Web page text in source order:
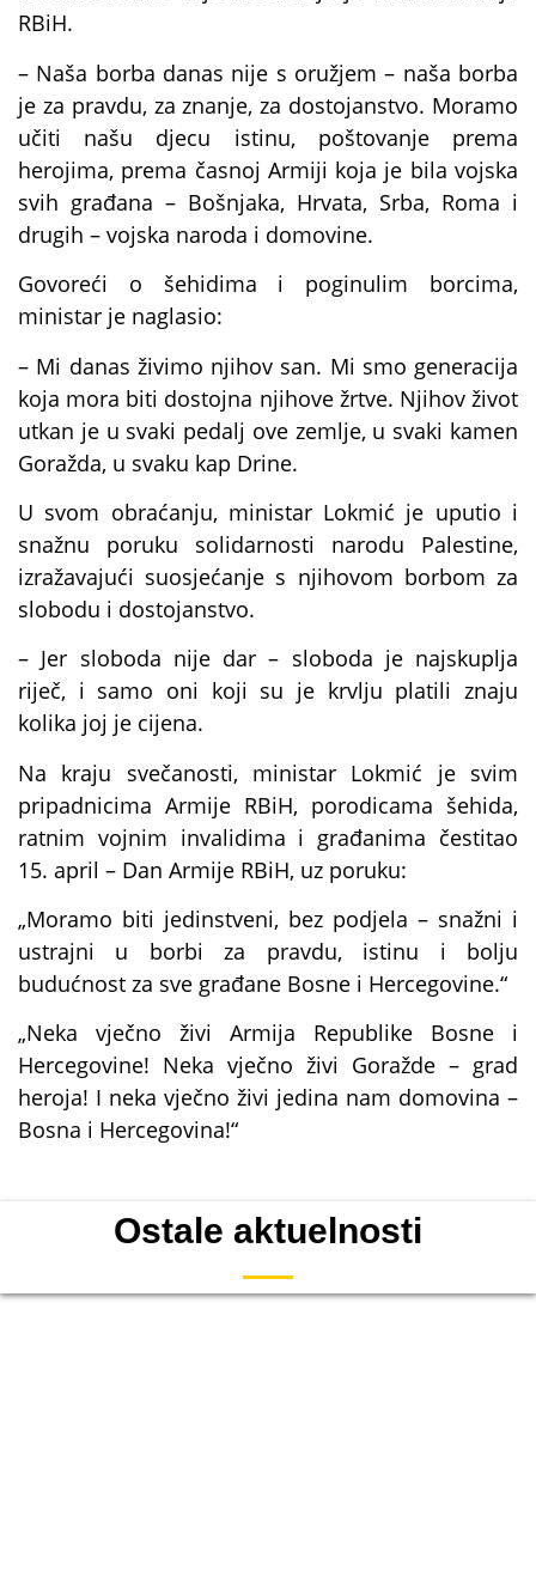
RBiH.
– Naša borba danas nije s oružjem – naša borba
je za pravdu, za znanje, za dostojanstvo. Moramo
učiti našu djecu istinu, poštovanje prema
herojima, prema časnoj Armiji koja je bila vojska
svih građana – Bošnjaka, Hrvata, Srba, Roma i
drugih – vojska naroda i domovine.
Govoreći o šehidima i poginulim borcima,
ministar je naglasio:
– Mi danas živimo njihov san. Mi smo generacija
koja mora biti dostojna njihove žrtve. Njihov život
utkan je u svaki pedalj ove zemlje, u svaki kamen
Goražda, u svaku kap Drine.
U svom obraćanju, ministar Lokmić je uputio i
snažnu poruku solidarnosti narodu Palestine,
izražavajući suosjećanje s njihovom borbom za
slobodu i dostojanstvo.
– Jer sloboda nije dar – sloboda je najskuplja
riječ, i samo oni koji su je krvlju platili znaju
kolika joj je cijena.
Na kraju svečanosti, ministar Lokmić je svim
pripadnicima Armije RBiH, porodicama šehida,
ratnim vojnim invalidima i građanima čestitao
15. april – Dan Armije RBiH, uz poruku:
„Moramo biti jedinstveni, bez podjela – snažni i
ustrajni u borbi za pravdu, istinu i bolju
budućnost za sve građane Bosne i Hercegovine.“
„Neka vječno živi Armija Republike Bosne i
Hercegovine! Neka vječno živi Goražde – grad
heroja! I neka vječno živi jedina nam domovina –
Bosna i Hercegovina!“
Ostale aktuelnosti